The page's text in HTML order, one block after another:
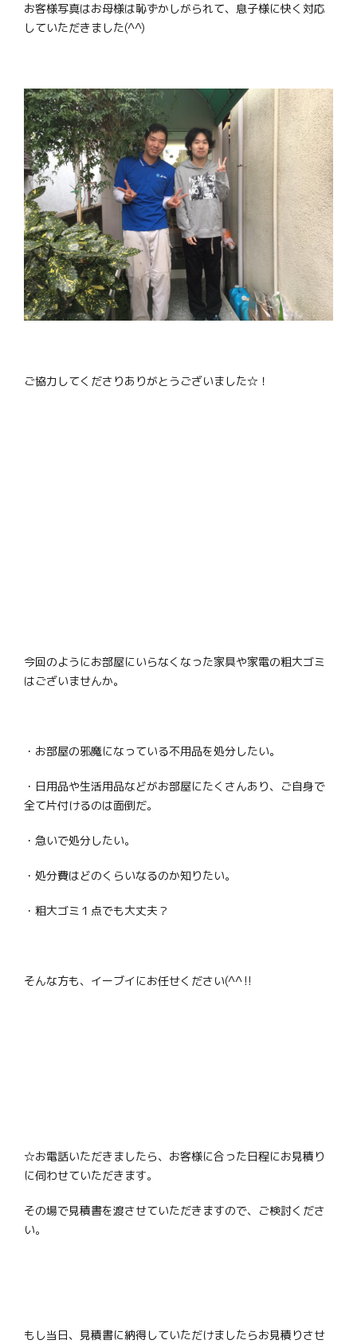
お客様写真はお母様は恥ずかしがられて、息子様に快く対応
していただきました(^^)
ご協力してくださりありがとうございました☆！
今回のようにお部屋にいらなくなった家具や家電の粗大ゴミ
はございませんか。
・お部屋の邪魔になっている不用品を処分したい。
・日用品や生活用品などがお部屋にたくさんあり、ご自身で
全て片付けるのは面倒だ。
・急いで処分したい。
・処分費はどのくらいなるのか知りたい。
・粗大ゴミ１点でも大丈夫？
そんな方も、イーブイにお任せください(^^‼
☆お電話いただきましたら、お客様に合った日程にお見積り
に伺わせていただきます。
その場で見積書を渡させていただきますので、ご検討くださ
い。
もし当日、見積書に納得していただけましたらお見積りさせ